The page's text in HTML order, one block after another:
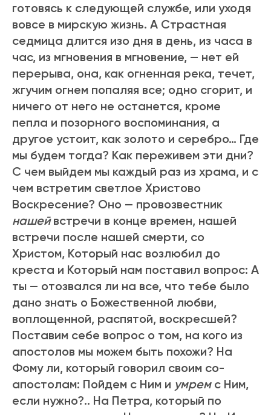
готовясь к следующей службе, или уходя
вовсе в мирскую жизнь. А Страстная
седмица длится изо дня в день, из часа в
час, из мгновения в мгновение, — нет ей
перерыва, она, как огненная река, течет,
жгучим огнем попаляя все; одно сгорит, и
ничего от него не останется, кроме
пепла и позорного воспоминания, а
другое устоит, как золото и серебро… Где
мы будем тогда? Как переживем эти дни?
С чем выйдем мы каждый раз из храма, и с
чем встретим светлое Христово
Воскресение? Оно — провозвестник
нашейвстречи в конце времен, нашей
встречи после нашей смерти, со
Христом, Который нас возлюбил до
креста и Который нам поставил вопрос: А
ты — отозвался ли на все, что тебе было
дано знать о Божественной любви,
воплощенной, распятой, воскресшей?
Поставим себе вопрос о том, на кого из
апостолов мы можем быть похожи? На
Фому ли, который говорил своим со-
апостолам: Пойдем с Ним и умрем с Ним,
если нужно?.. На Петра, который по